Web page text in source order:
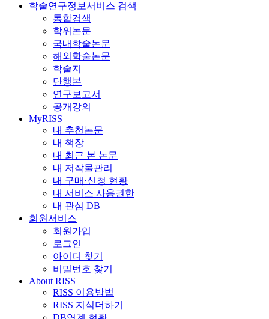
학술연구정보서비스 검색
통합검색
학위논문
국내학술논문
해외학술논문
학술지
단행본
연구보고서
공개강의
MyRISS
내 추천논문
내 책장
내 최근 본 논문
내 저작물관리
내 구매·신청 현황
내 서비스 사용권한
내 관심 DB
회원서비스
회원가입
로그인
아이디 찾기
비밀번호 찾기
About RISS
RISS 이용방법
RISS 지식더하기